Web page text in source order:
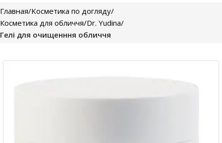
Главная Kосметика по догляду
Косметика для обличчя Dr. Yudina
Гелі для очищенння обличчя